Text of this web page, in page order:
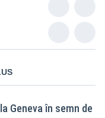
Geneva în semn de